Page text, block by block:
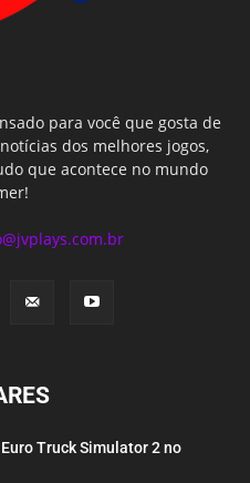
para você que gosta de
dos melhores jogos,
que acontece no mundo
Truck Simulator 2 no